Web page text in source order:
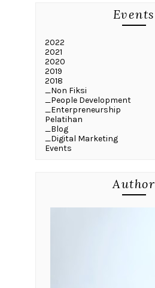
Events
2022
2021
2020
2019
2018
_Non Fiksi
_People Development
_Enterpreneurship
Pelatihan
_Blog
_Digital Marketing
Events
Author